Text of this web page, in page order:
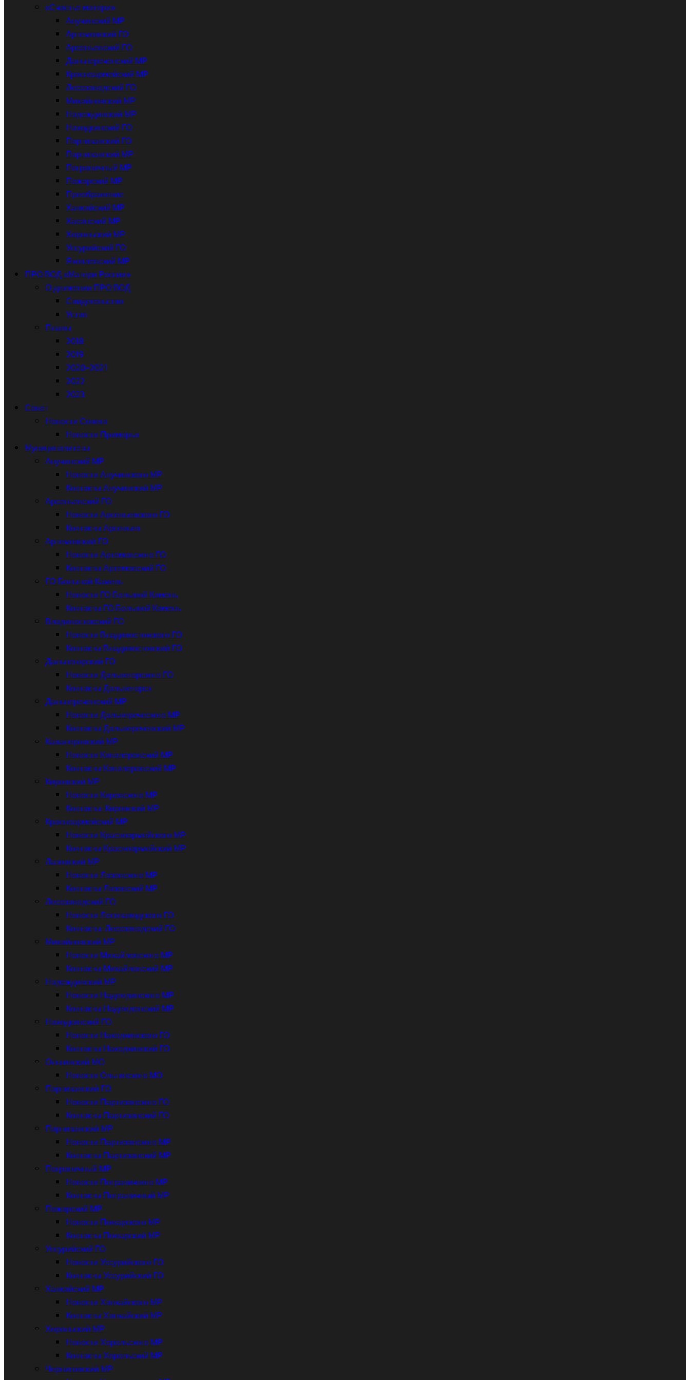
«Счастье матери»
Анучинский МР
Артемовский ГО
Арсеньевский ГО
Дальнереченский МР
Красноармейский МР
Лесозаводский ГО
Михайловский МР
Надеждинский МР
Находкинский ГО
Партизанский ГО
Партизанский МР
Пограничный МР
Пожарский МР
Преображение
Ханкайский МР
Хасанский МР
Хорольский МР
Уссурийский ГО
Яковлевский МР
ПРО ВОД «Матери России»
О движении ПРО ВОД
Свидетельство
Устав
Планы
2018
2019
2020-2021
2022
2023
Совет
Новости Совета
Новости Приморья
Муниципалитеты
Анучинский МР
Новости Анучинского МР
Контакты Анучинский МР
Арсеньевский ГО
Новости Арсеньевского ГО
Контакты Арсеньев
Артемовский ГО
Новости Артемовского ГО
Контакты Артемовский ГО
ГО Большой Камень
Новости ГО Большой Камень
Контакты ГО Большой Камень
Владивостокский ГО
Новости Владивостокского ГО
Контакты Владивостокский ГО
Дальнегорский ГО
Новости Дальнегорского ГО
Контакты Дальнегорск
Дальнереченский МР
Новости Дальнереческого МР
Контакты Дальнереченский МР
Кавалеровский МР
Новости Кавалеровский МР
Контакты Кавалеровский МР
Кировский МР
Новости Кировского МР
Контакты: Кировский МР
Красноармейский МР
Новости Красноармейского МР
Контакты Красноармейский МР
Лазовский МР
Новости Лазовского МР
Контакты Лазовский МР
Лесозаводский ГО
Новости Лесозаводского ГО
Контакты: Лесозаводский ГО
Михайловский МР
Новости Михайловского МР
Контакты Михайловский МР
Надеждинский МР
Новости Надеждинского МР
Контакты Надежденский МР
Находкинский ГО
Новости Находкинского ГО
Контакты Находкинский ГО
Ольгинский МО
Новости Ольгинского МО
Партизанский ГО
Новости Партизанского ГО
Контакты Партизанский ГО
Партизанский МР
Новости Партизанского МР
Контакты Партизанский МР
Пограничный МР
Новости Пограничного МР
Контакты Пограничный МР
Пожарский МР
Новости Пожарского МР
Контакты Пожарский МР
Уссурийский ГО
Новости Уссурийского ГО
Контакты Уссурийский ГО
Ханкайский МР
Новости Ханкайского МР
Контакты Ханкайский МР
Хорольский МР
Новости Хорольского МР
Контакты Хорольский МР
Черниговский МР